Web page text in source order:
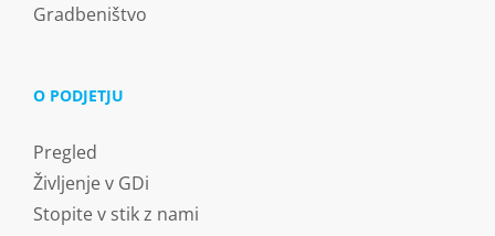
Gradbeništvo
O PODJETJU
Pregled
Življenje v GDi
Stopite v stik z nami